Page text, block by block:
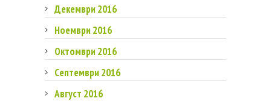
Декември 2016
Ноември 2016
Октомври 2016
Септември 2016
Август 2016